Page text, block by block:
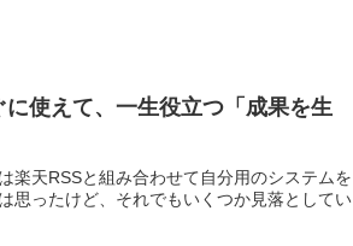
使えて、一生役立つ「成果を生
天RSSと組み合わせて自分用のシステムを
思ったけど、それでもいくつか見落としてい